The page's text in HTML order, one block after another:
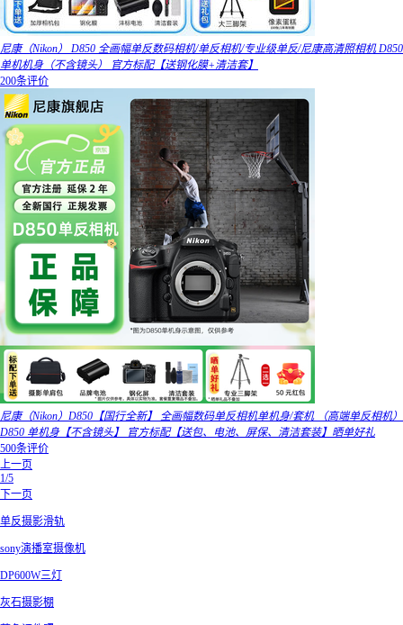
尼康（Nikon） D850 全画幅单反数码相机/单反相机/专业级单反/尼康高清照相机 D850
单机机身（不含镜头） 官方标配【送钢化膜+清洁套】
200条评价
尼康（Nikon）D850【国行全新】 全画幅数码单反相机单机身/套机 （高端单反相机）
D850 单机身【不含镜头】 官方标配【送包、电池、屏保、清洁套装】晒单好礼
500条评价
上一页
1/5
下一页
单反摄影滑轨
sony演播室摄像机
DP600W三灯
灰石摄影棚